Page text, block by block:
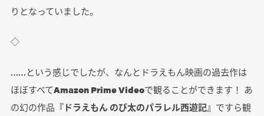
りとなっていました。
◇
……という感じでしたが、なんとドラえもん映画の過去作は
ほぼすべてAmazon Prime Videoで観ることができます！ あ
の幻の作品 『ドラえもん のび太のパラレル西遊記』 ですら観